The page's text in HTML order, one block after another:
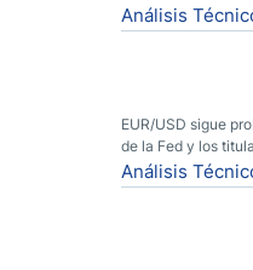
ha dominado al
Análisis
EUR/USD sigue
de la Fed y los
convicción real.
Análisis